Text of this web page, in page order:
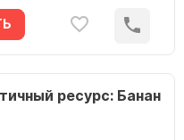
ресурс: Банан